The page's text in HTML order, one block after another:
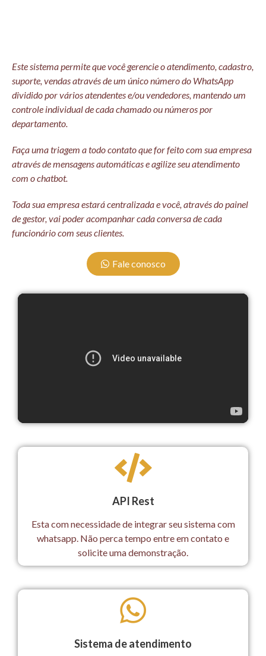
Este sistema permite que você gerencie o atendimento, cadastro,
suporte, vendas através de um único número do WhatsApp
dividido por vários atendentes e/ou vendedores, mantendo um
controle individual de cada chamado ou números por
departamento.
Faça uma triagem a todo contato que for feito com sua empresa
através de mensagens automáticas e agilize seu atendimento
com o chatbot.
Toda sua empresa estará centralizada e você, através do painel
de gestor, vai poder acompanhar cada conversa de cada
funcionário com seus clientes.
Fale conosco
API Rest
Esta com necessidade de integrar seu sistema com
whatsapp. Não perca tempo entre em contato e
solicite uma demonstração.
Sistema de atendimento